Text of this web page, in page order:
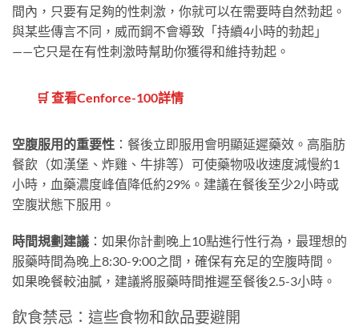
間內，只要有足夠的性刺激，你就可以在需要時自然勃起。
與某些傳言不同，威而鋼不會導致「持續4小時的勃起」
——它只是在有性刺激時幫助你獲得和維持勃起。
🛒 查看Cenforce-100詳情
空腹服用的重要性 ：餐後立即服用會明顯延遲藥效。高脂肪
餐飲（如漢堡、炸雞、牛排等）可使藥物吸收速度減慢約1
小時，血藥濃度峰值降低約29%。建議在餐後至少2小時或
空腹狀態下服用。
時間規劃建議 ：如果你計劃晚上10點進行性行為，最理想的
服藥時間為晚上8:30-9:00之間，確保有充足的空腹時間。
如果晚餐較油膩，建議將服藥時間推遲至餐後2.5-3小時。
飲食禁忌：這些食物和飲品要避開